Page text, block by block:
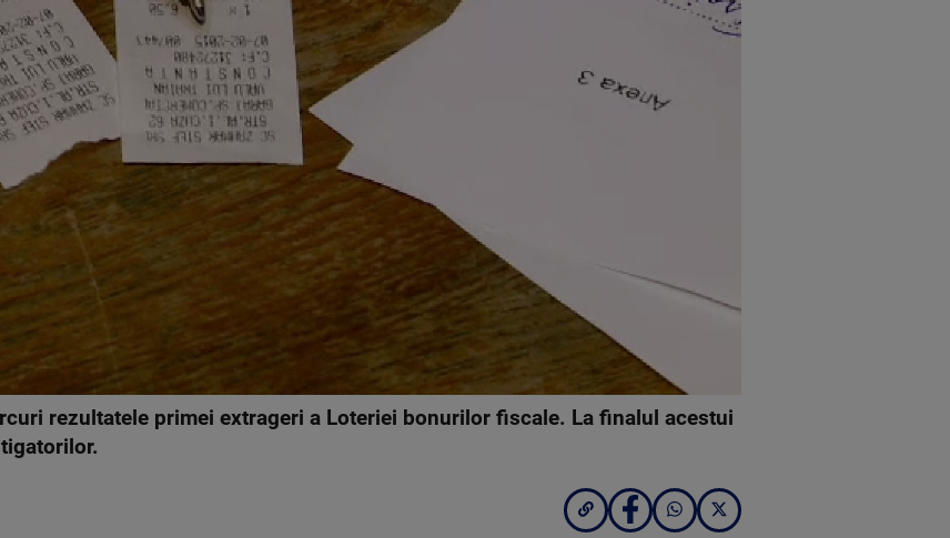
rezultatele primei extrageri a Loteriei bonurilor fiscale. La finalul acestui